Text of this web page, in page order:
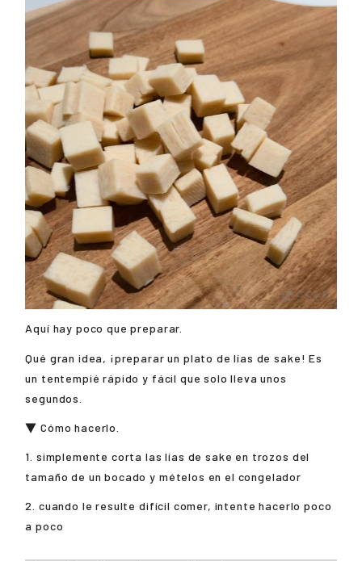
Aquí hay poco que preparar.
Qué gran idea, ¡preparar un plato de lías de sake! Es
un tentempié rápido y fácil que solo lleva unos
segundos.
▼ Cómo hacerlo.
1. simplemente corta las lías de sake en trozos del
tamaño de un bocado y mételos en el congelador
2. cuando le resulte difícil comer, intente hacerlo poco
a poco